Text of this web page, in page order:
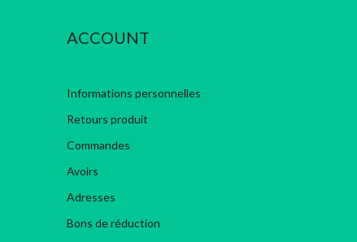
ACCOUNT
Informations personnelles
Retours produit
Commandes
Avoirs
Adresses
Bons de réduction